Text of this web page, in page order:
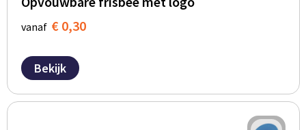
vanaf € 0,30
Bekijk